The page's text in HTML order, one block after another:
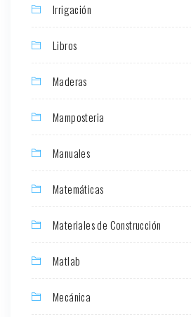
Irrigación
Libros
Maderas
Mamposteria
Manuales
Matemáticas
Materiales de Construcción
Matlab
Mecánica